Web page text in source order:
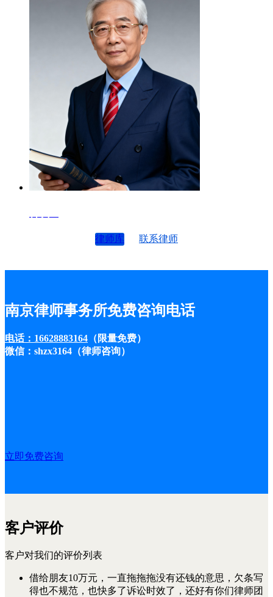
律师库 联系律师
南京律师事务所免费咨询电话
电话：16628883164 （限量免费）
微信：shzx3164（律师咨询）
立即免费咨询
客户评价
客户对我们的评价列表
借给朋友10万元，一直拖拖拖没有还钱的意思，欠条写
得也不规范，也快多了诉讼时效了，还好有你们律师团